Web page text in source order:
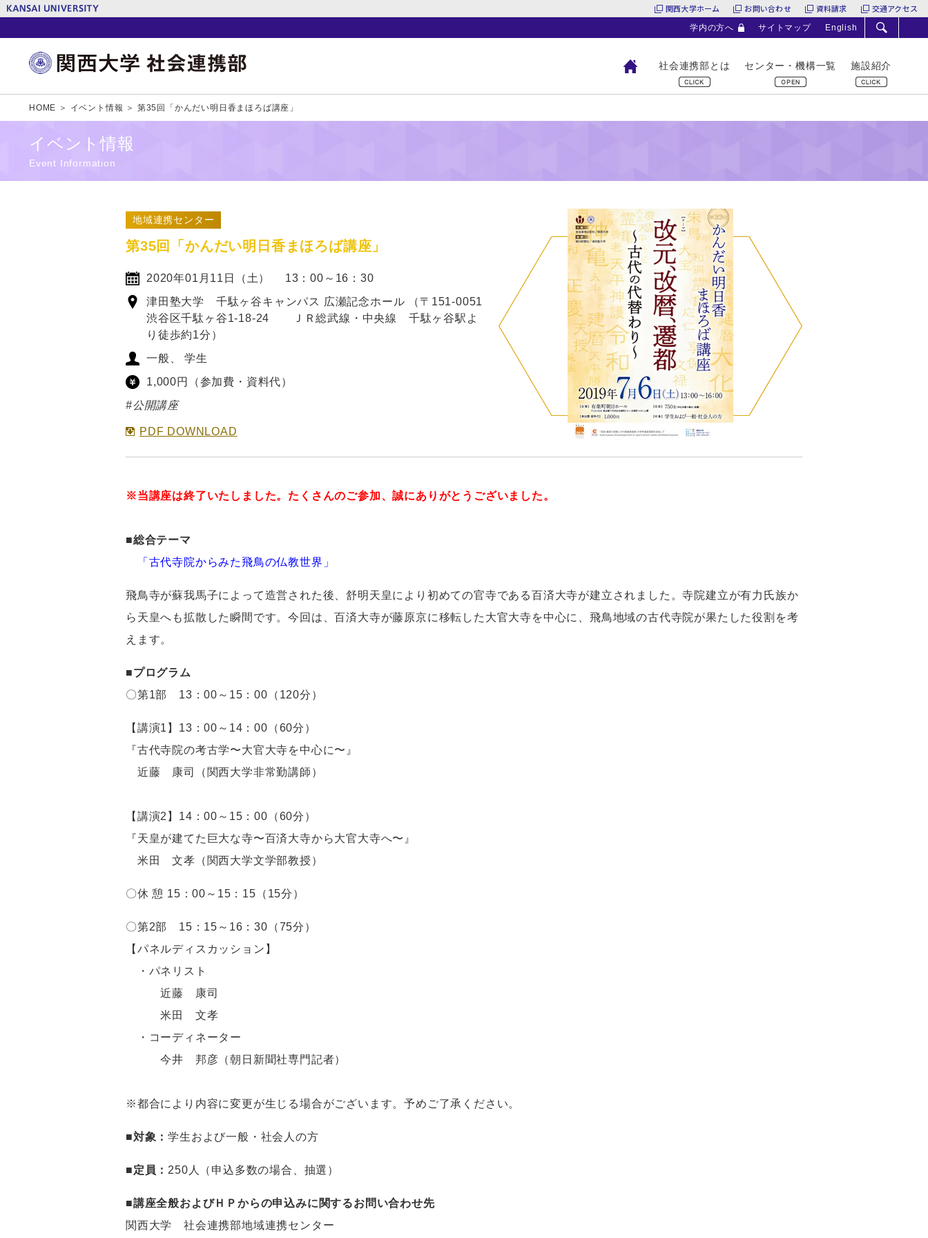
関西大学ホーム お問い合わせ 資料請求 交通アクセス
学内の方へ サイトマップ English
社会連携部とは センター・機構一覧 施設紹介
HOME ＞ イベント情報 ＞ 第35回「かんだい明日香まほろば講座」
イベント情報
Event Information
地域連携センター
第35回「かんだい明日香まほろば講座」
2020年01月11日（土） 13：00～16：30
津田塾大学 千駄ヶ谷キャンパス 広瀬記念ホール （〒151-0051
渋谷区千駄ヶ谷1-18-24 ＪＲ総武線・中央線 千駄ヶ谷駅よ
り徒歩約1分）
一般
学生
1,000円（参加費・資料代）
#公開講座
PDF DOWNLOAD
※当講座は終了いたしました。たくさんのご参加、誠にありがとうございました。
■総合テーマ
「古代寺院からみた飛鳥の仏教世界」
飛鳥寺が蘇我馬子によって造営された後、舒明天皇により初めての官寺である百済大寺が建立されました。寺院建立が有力氏族か
ら天皇へも拡散した瞬間です。今回は、百済大寺が藤原京に移転した大官大寺を中心に、飛鳥地域の古代寺院が果たした役割を考
えます。
■プログラム
〇第1部 13：00～15：00（120分）
【講演1】13：00～14：00（60分）
『古代寺院の考古学〜大官大寺を中心に〜』
近藤 康司（関西大学非常勤講師）
【講演2】14：00～15：00（60分）
『天皇が建てた巨大な寺〜百済大寺から大官大寺へ〜』
米田 文孝（関西大学文学部教授）
〇休 憩 15：00～15：15（15分）
〇第2部 15：15～16：30（75分）
【パネルディスカッション】
・パネリスト
近藤 康司
米田 文孝
・コーディネーター
今井 邦彦（朝日新聞社専門記者）
※都合により内容に変更が生じる場合がございます。予めご了承ください。
■対象：学生および一般・社会人の方
■定員： 250人（申込多数の場合、抽選）
■講座全般およびＨＰからの申込みに関するお問い合わせ先
関西大学 社会連携部地域連携センター